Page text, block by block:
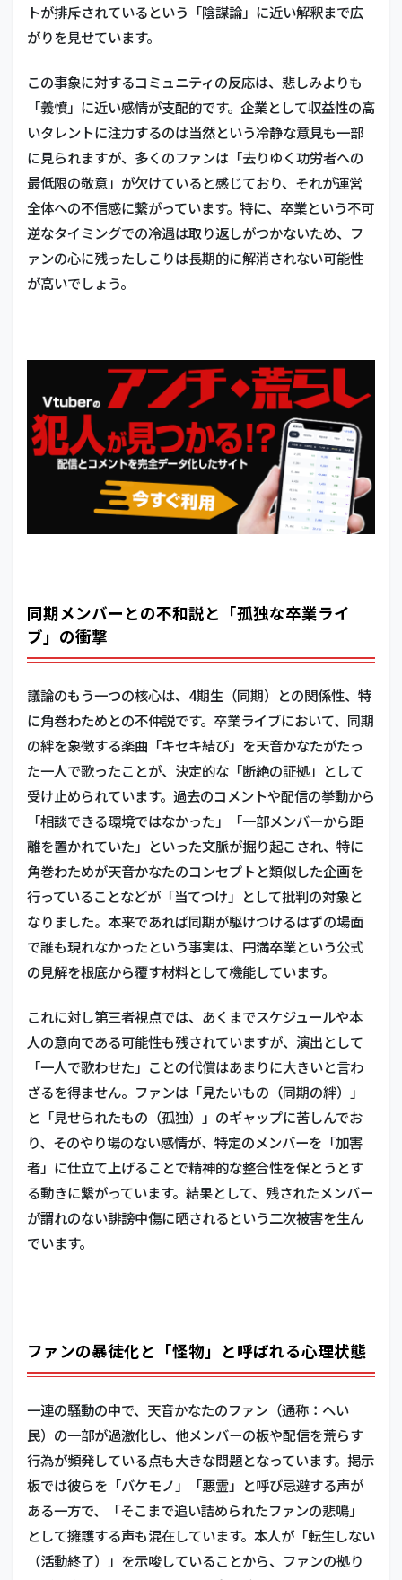
トが排斥されているという「陰謀論」に近い解釈まで広
がりを見せています。
この事象に対するコミュニティの反応は、悲しみよりも
「義憤」に近い感情が支配的です。企業として収益性の高
いタレントに注力するのは当然という冷静な意見も一部
に見られますが、多くのファンは「去りゆく功労者への
最低限の敬意」が欠けていると感じており、それが運営
全体への不信感に繋がっています。特に、卒業という不可
逆なタイミングでの冷遇は取り返しがつかないため、フ
ァンの心に残ったしこりは長期的に解消されない可能性
が高いでしょう。
同期メンバーとの不和説と「孤独な卒業ライ
ブ」の衝撃
議論のもう一つの核心は、4期生（同期）との関係性、特
に角巻わためとの不仲説です。卒業ライブにおいて、同期
の絆を象徴する楽曲「キセキ結び」を天音かなたがたっ
た一人で歌ったことが、決定的な「断絶の証拠」として
受け止められています。過去のコメントや配信の挙動から
「相談できる環境ではなかった」「一部メンバーから距
離を置かれていた」といった文脈が掘り起こされ、特に
角巻わためが天音かなたのコンセプトと類似した企画を
行っていることなどが「当てつけ」として批判の対象と
なりました。本来であれば同期が駆けつけるはずの場面
で誰も現れなかったという事実は、円満卒業という公式
の見解を根底から覆す材料として機能しています。
これに対し第三者視点では、あくまでスケジュールや本
人の意向である可能性も残されていますが、演出として
「一人で歌わせた」ことの代償はあまりに大きいと言わ
ざるを得ません。ファンは「見たいもの（同期の絆）」
と「見せられたもの（孤独）」のギャップに苦しんでお
り、そのやり場のない感情が、特定のメンバーを「加害
者」に仕立て上げることで精神的な整合性を保とうとす
る動きに繋がっています。結果として、残されたメンバー
が謂れのない誹謗中傷に晒されるという二次被害を生ん
でいます。
ファンの暴徒化と「怪物」と呼ばれる心理状態
一連の騒動の中で、天音かなたのファン（通称：へい
民）の一部が過激化し、他メンバーの板や配信を荒らす
行為が頻発している点も大きな問題となっています。掲示
板では彼らを「バケモノ」「悪霊」と呼び忌避する声が
ある一方で、「そこまで追い詰められたファンの悲鳴」
として擁護する声も混在しています。本人が「転生しない
（活動終了）」を示唆していることから、ファンの拠り